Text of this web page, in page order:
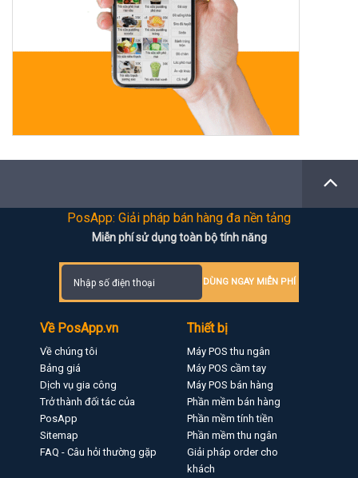
PosApp: Giải pháp bán hàng đa nền tảng
Miễn phí sử dụng toàn bộ tính năng
DÙNG NGAY MIỄN PHÍ
Về PosApp.vn
Về chúng tôi
Bảng giá
Dịch vụ gia công
Trở thành đối tác của
PosApp
Sitemap
FAQ - Câu hỏi thường gặp
Thiết bị
Máy POS thu ngân
Máy POS cầm tay
Máy POS bán hàng
Phần mềm bán hàng
Phần mềm tính tiền
Phần mềm thu ngân
Giải pháp order cho
khách